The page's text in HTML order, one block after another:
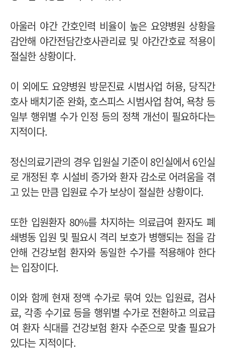
아울러 야간 간호인력 비율이 높은 요양병원 상황을
감안해 야간전담간호사관리료 및 야간간호료 적용이
절실한 상황이다.
이 외에도 요양병원 방문진료 시범사업 허용, 당직간
호사 배치기준 완화, 호스피스 시범사업 참여, 욕창 등
일부 행위별 수가 인정 등의 정책 개선이 필요하다는
지적이다.
정신의료기관의 경우 입원실 기준이 8인실에서 6인실
로 개정된 후 시설비 증가와 환자 감소로 어려움을 겪
고 있는 만큼 입원료 수가 보상이 절실한 상황이다.
또한 입원환자 80%를 차지하는 의료급여 환자도 폐
쇄병동 입원 및 필요시 격리 보호가 병행되는 점을 감
안해 건강보험 환자와 동일한 수가를 적용해야 한다
는 입장이다.
이와 함께 현재 정액 수가로 묶여 있는 입원료, 검사
료, 각종 수기료 등을 행위별 수가로 전환하고 의료급
여 환자 식대를 건강보험 환자 수준으로 맞출 필요가
있다는 지적이다.